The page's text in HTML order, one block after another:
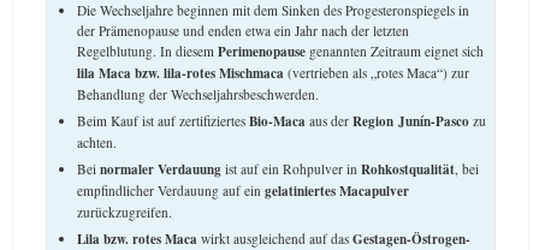
Die Wechseljahre beginnen mit dem Sinken des Progesteronspiegels in
der Prämenopause und enden etwa ein Jahr nach der letzten
Regelblutung. In diesem Perimenopause genannten Zeitraum eignet sich
lila Maca bzw. lila-rotes Mischmaca (vertrieben als „rotes Maca“) zur
Behandlung der Wechseljahrsbeschwerden.
Beim Kauf ist auf zertifiziertes Bio-Maca aus der Region Junín-Pasco zu
achten.
Bei normaler Verdauung ist auf ein Rohpulver in Rohkostqualität, bei
empfindlicher Verdauung auf ein gelatiniertes Macapulver
zurückzugreifen.
Lila bzw. rotes Maca wirkt ausgleichend auf das Gestagen-Östrogen-